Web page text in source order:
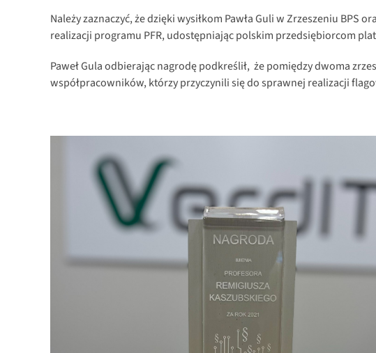
Należy zaznaczyć, że dzięki wysiłkom Pawła Guli w Zrzeszeniu BPS
realizacji programu PFR, udostępniając polskim przedsiębiorcom
Paweł Gula odbierając nagrodę podkreślił, że pomiędzy dwoma
współpracowników, którzy przyczynili się do sprawnej realizacji